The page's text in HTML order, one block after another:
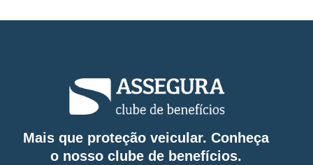
Mais que proteção veicular. Conheça
o nosso clube de benefícios.